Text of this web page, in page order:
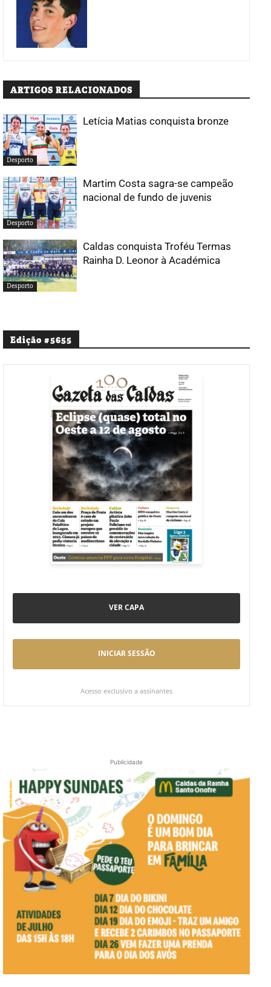
ARTIGOS RELACIONADOS
Desporto
Letícia Matias conquista bronze
Desporto
Martim Costa sagra-se campeão
nacional de fundo de juvenis
Desporto
Caldas conquista Troféu Termas
Rainha D. Leonor à Académica
Edição #5655
VER CAPA
INICIAR SESSÃO
Acesso exclusivo a assinantes
Publicidade